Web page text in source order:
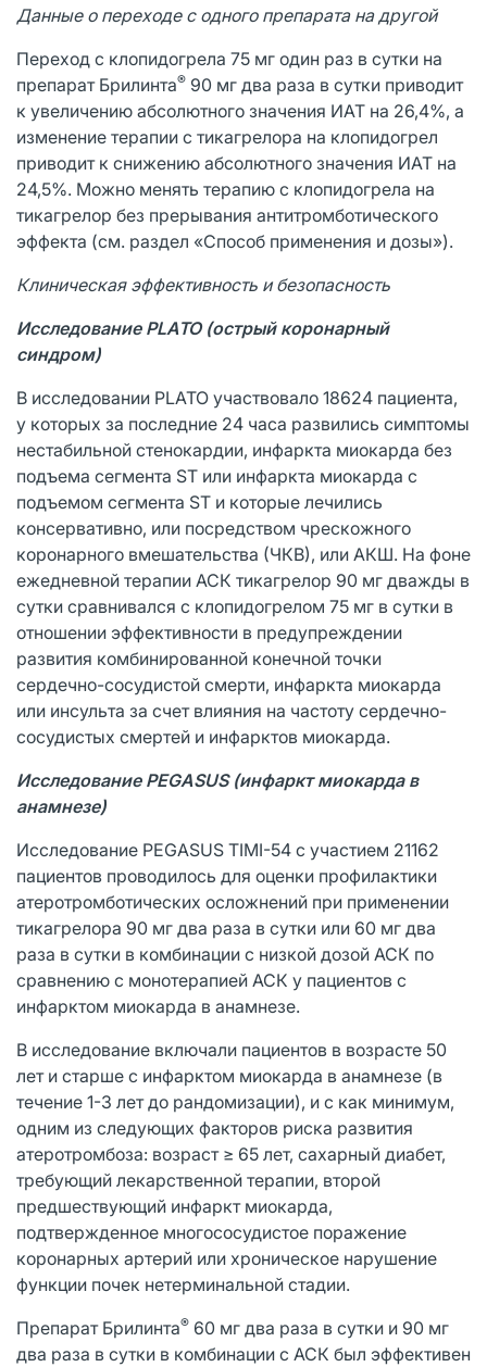
Данные о переходе с одного препарата на другой
Переход с клопидогрела 75 мг один раз в сутки на
препарат Брилинта® 90 мг два раза в сутки приводит
к увеличению абсолютного значения ИАТ на 26,4%, а
изменение терапии с тикагрелора на клопидогрел
приводит к снижению абсолютного значения ИАТ на
24,5%. Можно менять терапию с клопидогрела на
тикагрелор без прерывания антитромботического
эффекта (см. раздел «Способ применения и дозы»).
Клиническая эффективность и безопасность
Исследование PLATO (острый коронарный
синдром)
В исследовании PLATO участвовало 18624 пациента,
у которых за последние 24 часа развились симптомы
нестабильной стенокардии, инфаркта миокарда без
подъема сегмента ST или инфаркта миокарда с
подъемом сегмента ST и которые лечились
консервативно, или посредством чрескожного
коронарного вмешательства (ЧКВ), или АКШ. На фоне
ежедневной терапии АСК тикагрелор 90 мг дважды в
сутки сравнивался с клопидогрелом 75 мг в сутки в
отношении эффективности в предупреждении
развития комбинированной конечной точки
сердечно-сосудистой смерти, инфаркта миокарда
или инсульта за счет влияния на частоту сердечно-
сосудистых смертей и инфарктов миокарда.
Исследование PEGASUS (инфаркт миокарда в
анамнезе)
Исследование PEGASUS TIMI-54 с участием 21162
пациентов проводилось для оценки профилактики
атеротромботических осложнений при применении
тикагрелора 90 мг два раза в сутки или 60 мг два
раза в сутки в комбинации с низкой дозой АСК по
сравнению с монотерапией АСК у пациентов с
инфарктом миокарда в анамнезе.
В исследование включали пациентов в возрасте 50
лет и старше с инфарктом миокарда в анамнезе (в
течение 1-3 лет до рандомизации), и с как минимум,
одним из следующих факторов риска развития
атеротромбоза: возраст ≥ 65 лет, сахарный диабет,
требующий лекарственной терапии, второй
предшествующий инфаркт миокарда,
подтвержденное многососудистое поражение
коронарных артерий или хроническое нарушение
функции почек нетерминальной стадии.
Препарат Брилинта® 60 мг два раза в сутки и 90 мг
два раза в сутки в комбинации с АСК был эффективен